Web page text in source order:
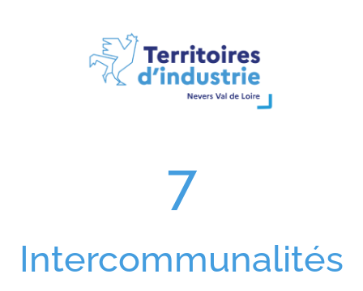
7
Intercommunalités